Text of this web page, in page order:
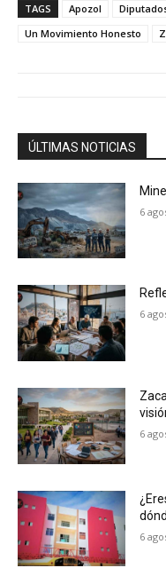
TAGS Apozol
Un Movimiento Honesto
ÚLTIMAS NOTICIAS
6
6
6
6